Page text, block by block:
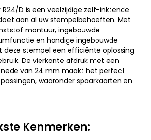
R24/D is een veelzijdige zelf-inktende
aan al uw stempelbehoeften. Met
montuur, ingebouwde
en handige ingebouwde
deze stempel een efficiënte oplossing
De vierkante afdruk met een
van 24 mm maakt het perfect
waaronder spaarkaarten en
Kenmerken: